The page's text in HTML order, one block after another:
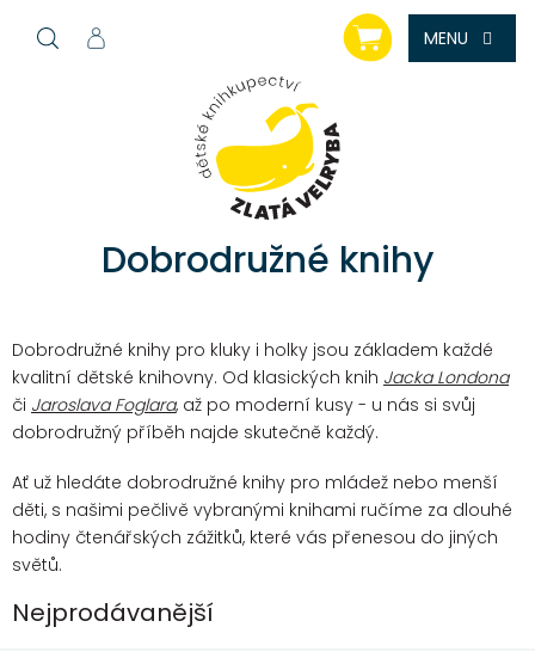
NÁKUPNÍ
KOŠÍK
Dobrodružné knihy
Dobrodružné knihy pro kluky i holky jsou základem každé
kvalitní dětské knihovny. Od klasických knih Jacka Londona
či Jaroslava Foglara, až po moderní kusy - u nás si svůj
dobrodružný příběh najde skutečně každý.
Ať už hledáte dobrodružné knihy pro mládež nebo menší
děti, s našimi pečlivě vybranými knihami ručíme za dlouhé
hodiny čtenářských zážitků, které vás přenesou do jiných
světů.
Nejprodávanější